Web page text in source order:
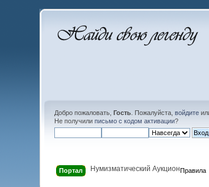
Добро пожаловать,Гость . Пожалуйста,войдите
Не получилиписьмо с кодом активации?
Портал Нумизматический АукционПравила